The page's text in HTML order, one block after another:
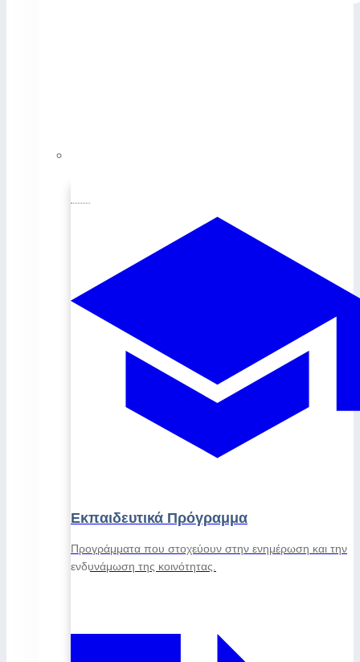
Εκπαιδευτικά Πρόγραμμα
Προγράμματα που στοχεύουν στην ενημέρωση και την
ενδυνάμωση της κοινότητας.